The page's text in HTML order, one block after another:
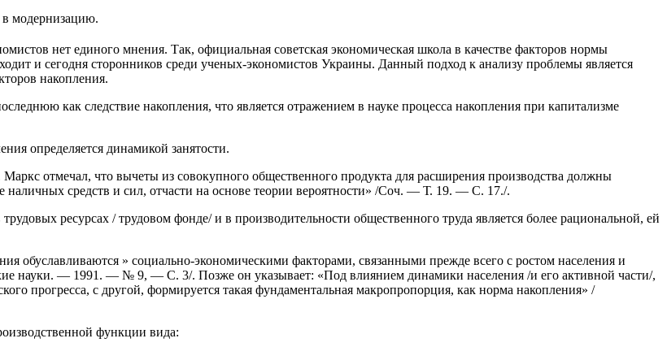
модернизацию.
нет единого мнения. Так, официальная советская экономическая школа в качестве факторов нормы
и сегодня сторонников среди ученых-экономистов Украины. Данный подход к анализу проблемы является
накопления.
как следствие накопления, что является отражением в науке процесса накопления при капитализме
определяется динамикой занятости.
отмечал, что вычеты из совокупного общественного продукта для расширения производства должны
наличных средств и сил, отчасти на основе теории вероятности» /Соч. — Т. 19. — С. 17./.
ресурсах / трудовом фонде/ и в производительности общественного труда является более рациональной, ей
обуславливаются » социально-экономическими факторами, связанными прежде всего с ростом населения и
науки. — 1991. — № 9, — С. 3/. Позже он указывает: «Под влиянием динамики населения /и его активной части/,
прогресса, с другой, формируется такая фундаментальная макропропорция, как норма накопления» /
функции вида: